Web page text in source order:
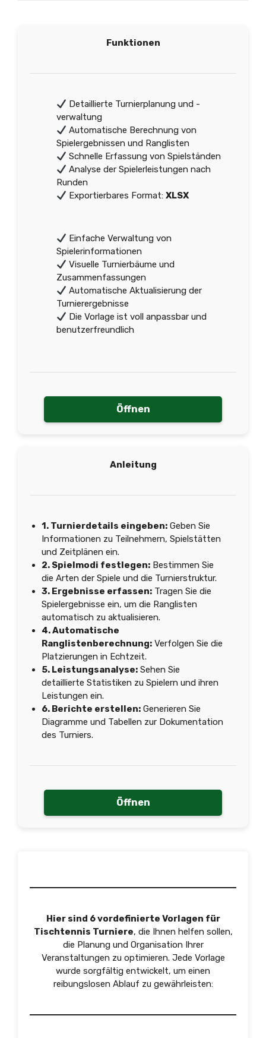
Funktionen
Detaillierte Turnierplanung und -
verwaltung
Automatische Berechnung von
Spielergebnissen und Ranglisten
Schnelle Erfassung von Spielständen
Analyse der Spielerleistungen nach
Runden
Exportierbares Format:XLSX
Einfache Verwaltung von
Spielerinformationen
Visuelle Turnierbäume und
Zusammenfassungen
Automatische Aktualisierung der
Turnierergebnisse
Die Vorlage ist voll anpassbar und
benutzerfreundlich
Öffnen
Anleitung
1. Turnierdetails eingeben: Geben Sie
Informationen zu Teilnehmern, Spielstätten
und Zeitplänen ein.
2. Spielmodi festlegen: Bestimmen Sie
die Arten der Spiele und die Turnierstruktur.
3. Ergebnisse erfassen: Tragen Sie die
Spielergebnisse ein, um die Ranglisten
automatisch zu aktualisieren.
4. Automatische
Ranglistenberechnung: Verfolgen Sie die
Platzierungen in Echtzeit.
5. Leistungsanalyse: Sehen Sie
detaillierte Statistiken zu Spielern und ihren
Leistungen ein.
6. Berichte erstellen: Generieren Sie
Diagramme und Tabellen zur Dokumentation
des Turniers.
Öffnen
Hier sind 6 vordefinierte Vorlagen für
Tischtennis Turniere, die Ihnen helfen sollen,
die Planung und Organisation Ihrer
Veranstaltungen zu optimieren. Jede Vorlage
wurde sorgfältig entwickelt, um einen
reibungslosen Ablauf zu gewährleisten: